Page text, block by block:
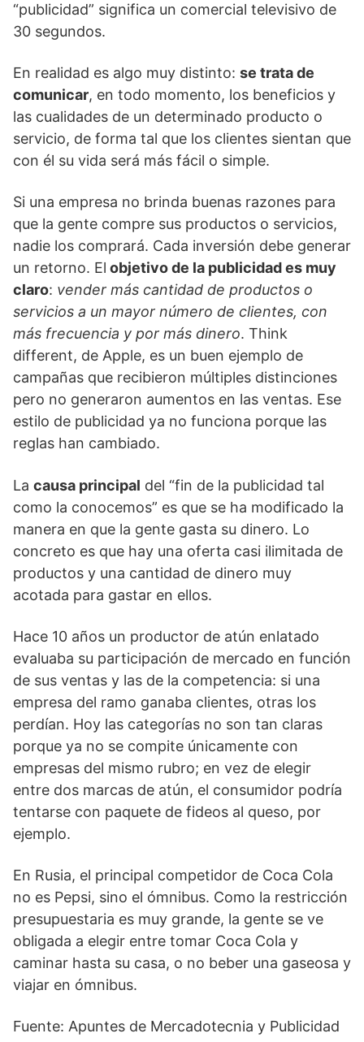
“publicidad” significa un comercial televisivo de
30 segundos.
En realidad es algo muy distinto: se trata de
comunicar, en todo momento, los beneficios y
las cualidades de un determinado producto o
servicio, de forma tal que los clientes sientan que
con él su vida será más fácil o simple.
Si una empresa no brinda buenas razones para
que la gente compre sus productos o servicios,
nadie los comprará. Cada inversión debe generar
un retorno. El objetivo de la publicidad es muy
claro: vender más cantidad de productos o
servicios a un mayor número de clientes, con
más frecuencia y por más dinero. Think
different, de Apple, es un buen ejemplo de
campañas que recibieron múltiples distinciones
pero no generaron aumentos en las ventas. Ese
estilo de publicidad ya no funciona porque las
reglas han cambiado.
La causa principal del “fin de la publicidad tal
como la conocemos” es que se ha modificado la
manera en que la gente gasta su dinero. Lo
concreto es que hay una oferta casi ilimitada de
productos y una cantidad de dinero muy
acotada para gastar en ellos.
Hace 10 años un productor de atún enlatado
evaluaba su participación de mercado en función
de sus ventas y las de la competencia: si una
empresa del ramo ganaba clientes, otras los
perdían. Hoy las categorías no son tan claras
porque ya no se compite únicamente con
empresas del mismo rubro; en vez de elegir
entre dos marcas de atún, el consumidor podría
tentarse con paquete de fideos al queso, por
ejemplo.
En Rusia, el principal competidor de Coca Cola
no es Pepsi, sino el ómnibus. Como la restricción
presupuestaria es muy grande, la gente se ve
obligada a elegir entre tomar Coca Cola y
caminar hasta su casa, o no beber una gaseosa y
viajar en ómnibus.
Fuente: Apuntes de Mercadotecnia y Publicidad